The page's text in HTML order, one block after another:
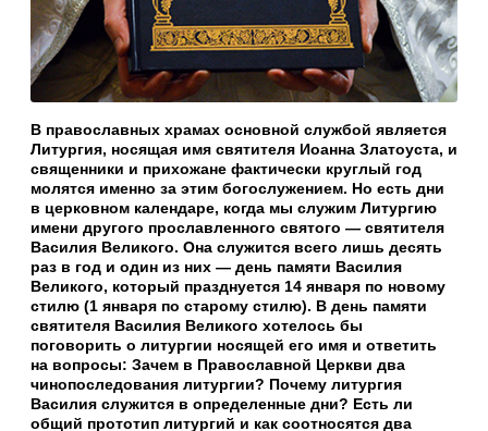
В православных храмах основной службой является
Литургия, носящая имя святителя Иоанна Златоуста, и
священники и прихожане фактически круглый год
молятся именно за этим богослужением. Но есть дни
в церковном календаре, когда мы служим Литургию
имени другого прославленного святого — святителя
Василия Великого. Она служится всего лишь десять
раз в год и один из них — день памяти Василия
Великого, который празднуется 14 января по новому
стилю (1 января по старому стилю). В день памяти
святителя Василия Великого хотелось бы
поговорить о литургии носящей его имя и ответить
на вопросы: Зачем в Православной Церкви два
чинопоследования литургии? Почему литургия
Василия служится в определенные дни? Есть ли
общий прототип литургий и как соотносятся два